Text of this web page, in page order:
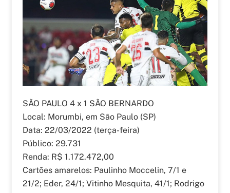
SÃO PAULO 4 x 1 SÃO BERNARDO
Local: Morumbi, em São Paulo (SP)
Data: 22/03/2022 (terça-feira)
Público: 29.731
Renda: R$ 1.172.472,00
Cartões amarelos: Paulinho Moccelin, 7/1 e
21/2; Eder, 24/1; Vitinho Mesquita, 41/1; Rodrigo